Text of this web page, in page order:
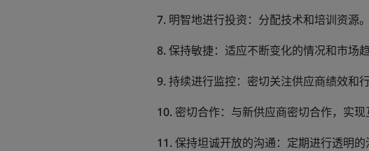
7. 明智地进行投资：分配技术和培训资源。
8. 保持敏捷：适应不断变化的情况和市场趋
9. 持续进行监控：密切关注供应商绩效和
10. 密切合作：与新供应商密切合作，实现
11. 保持坦诚开放的沟通：定期进行透明的